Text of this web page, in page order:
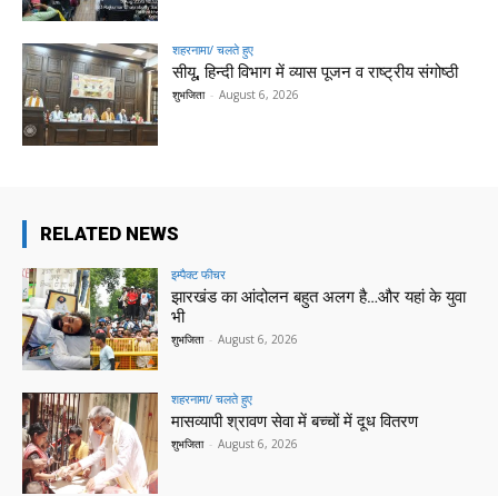
शहरनामा/ चलते हुए
सीयू, हिन्दी विभाग में व्यास पूजन व राष्ट्रीय संगोष्ठी
शुभजिता - August 6, 2026
RELATED NEWS
इम्पैक्ट फीचर
झारखंड का आंदोलन बहुत अलग है…और यहां के युवा
भी
शुभजिता - August 6, 2026
शहरनामा/ चलते हुए
मासव्यापी श्रावण सेवा में बच्चों में दूध वितरण
शुभजिता - August 6, 2026